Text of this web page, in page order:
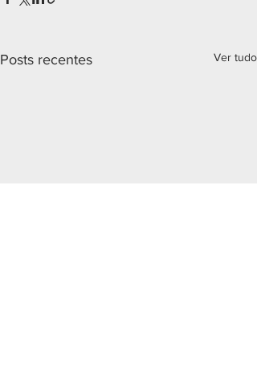
Posts recentes Ver tudo